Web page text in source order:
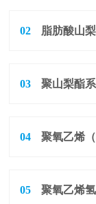
02 脂肪酸山梨
03 聚山梨酯系
04 聚氧乙烯
05
聚氧乙烯